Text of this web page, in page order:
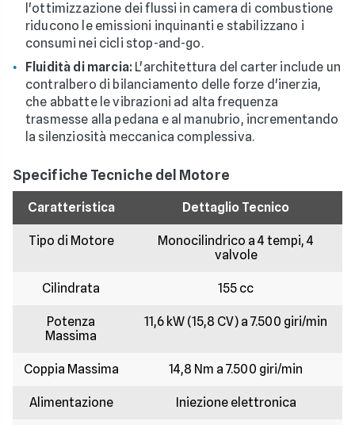
l'ottimizzazione dei flussi in camera di combustione
riducono le emissioni inquinanti e stabilizzano i
consumi nei cicli stop-and-go.
Fluidità di marcia: L'architettura del carter include un
contralbero di bilanciamento delle forze d'inerzia,
che abbatte le vibrazioni ad alta frequenza
trasmesse alla pedana e al manubrio, incrementando
la silenziosità meccanica complessiva.
Specifiche Tecniche del Motore
Caratteristica Dettaglio Tecnico
Tipo di Motore
Monocilindrico a 4 tempi, 4
valvole
Cilindrata 155 cc
Potenza
Massima
11,6 kW (15,8 CV) a 7.500 giri/min
Coppia Massima 14,8 Nm a 7.500 giri/min
Alimentazione Iniezione elettronica